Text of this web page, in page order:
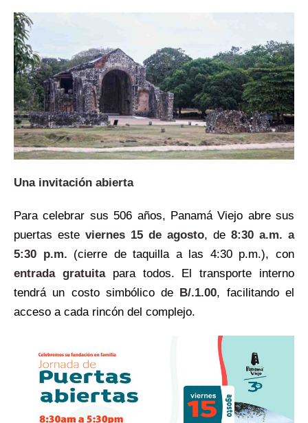
Una invitación abierta
Para celebrar sus 506 años, Panamá Viejo abre sus
puertas este viernes 15 de agosto, de 8:30 a.m. a
5:30 p.m. (cierre de taquilla a las 4:30 p.m.), con
entrada gratuitapara todos. El transporte interno
tendrá un costo simbólico de B/.1.00, facilitando el
acceso a cada rincón del complejo.